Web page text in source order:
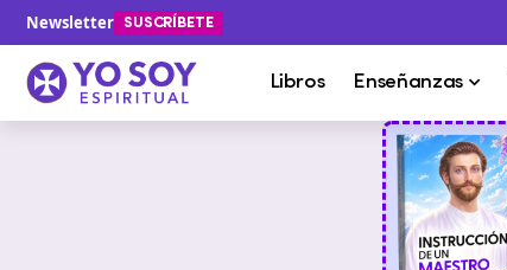
Newsletter SUSCRÍBETE
Libros Enseñanzas